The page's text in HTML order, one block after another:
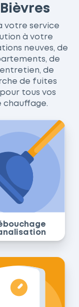
votre service
à votre
neuves, de
de
de
de fuites
tous vos
chauffage.